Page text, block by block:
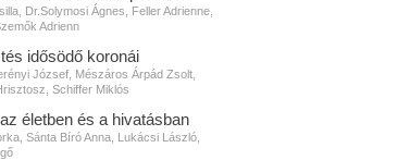
Dr.Solymosi Ágnes, Feller Adrienne,
Adrienn
idősödő koronái
József, Mészáros Árpád Zsolt,
Schiffer Miklós
életben és a hivatásban
Sánta Bíró Anna, Lukácsi László,